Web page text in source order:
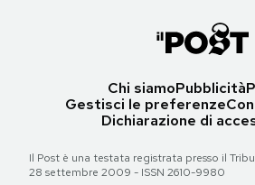
Chi siamoPubblicità
Gestisci le preferenze
Dichiarazione di
Il Post è una testata registrata presso il
28 settembre 2009 - ISSN 2610-9980